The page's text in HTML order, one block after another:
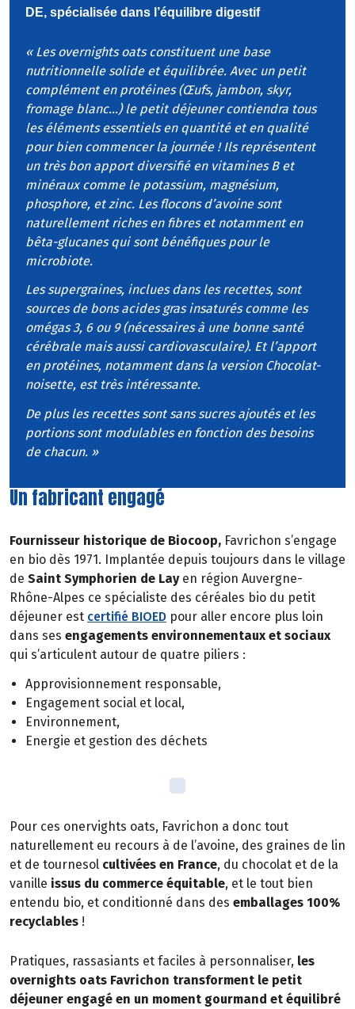
DE, spécialisée dans l’équilibre digestif
« Les overnights oats constituent une base
nutritionnelle solide et équilibrée. Avec un petit
complément en protéines (Œufs, jambon, skyr,
fromage blanc...) le petit déjeuner contiendra tous
les éléments essentiels en quantité et en qualité
pour bien commencer la journée ! Ils représentent
un très bon apport diversifié en vitamines B et
minéraux comme le potassium, magnésium,
phosphore, et zinc. Les flocons d’avoine sont
naturellement riches en fibres et notamment en
bêta-glucanes qui sont bénéfiques pour le
microbiote.
Les supergraines, inclues dans les recettes, sont
sources de bons acides gras insaturés comme les
omégas 3, 6 ou 9 (nécessaires à une bonne santé
cérébrale mais aussi cardiovasculaire). Et l’apport
en protéines, notamment dans la version Chocolat-
noisette, est très intéressante.
De plus les recettes sont sans sucres ajoutés et les
portions sont modulables en fonction des besoins
de chacun. »
Un fabricant engagé
Fournisseur historique de Biocoop, Favrichon s’engage
en bio dès 1971. Implantée depuis toujours dans le village
de Saint Symphorien de Layen région Auvergne-
Rhône-Alpes ce spécialiste des céréales bio du petit
déjeuner est certifié BIOED pour aller encore plus loin
dans ses engagements environnementaux et sociaux
qui s’articulent autour de quatre piliers :
Approvisionnement responsable,
Engagement social et local,
Environnement,
Energie et gestion des déchets
Pour ces onervights oats, Favrichon a donc tout
naturellement eu recours à de l’avoine, des graines de lin
et de tournesol cultivées en France, du chocolat et de la
vanille issus du commerce équitable, et le tout bien
entendu bio, et conditionné dans des emballages 100%
recyclables !
Pratiques, rassasiants et faciles à personnaliser, les
overnights oats Favrichon transforment le petit
déjeuner engagé en un moment gourmand et équilibré